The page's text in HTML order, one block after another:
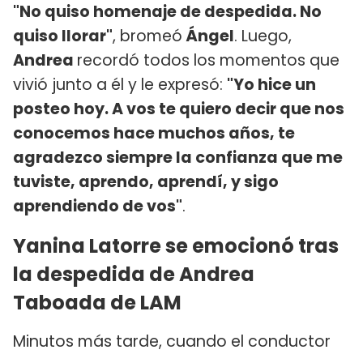
"No quiso homenaje de despedida. No
quiso llorar", bromeóÁngel. Luego,
Andrea recordó todos los momentos que
vivió junto a él y le expresó: "Yo hice un
posteo hoy. A vos te quiero decir que nos
conocemos hace muchos años, te
agradezco siempre la confianza que me
tuviste, aprendo, aprendí, y sigo
aprendiendo de vos".
Yanina Latorre se emocionó tras
la despedida de Andrea
Taboada de LAM
Minutos más tarde, cuando el conductor